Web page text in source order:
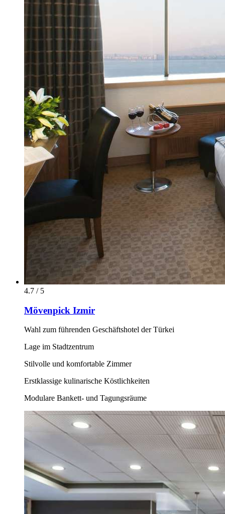
4.7 / 5
Mövenpick Izmir
Wahl zum führenden Geschäftshotel der Türkei
Lage im Stadtzentrum
Stilvolle und komfortable Zimmer
Erstklassige kulinarische Köstlichkeiten
Modulare Bankett- und Tagungsräume